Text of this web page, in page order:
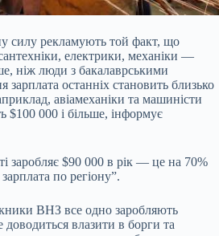
силу рекламують той факт, що
електрики, механіки —
ніж люди з бакалаврськими
зарплата останніх становить близько
авіамеханіки та машиністи
000 і більше, інформує
заробляє $90 000 в рік — це на 70%
по регіону”.
ВНЗ все одно заробляють
влазити в борги та